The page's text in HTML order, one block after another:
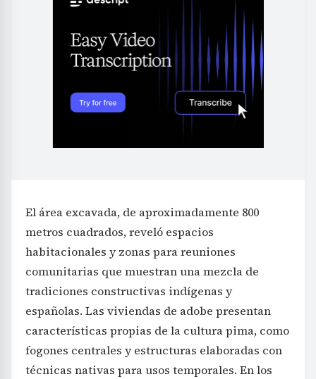
El área excavada, de aproximadamente 800
metros cuadrados, reveló espacios
habitacionales y zonas para reuniones
comunitarias que muestran una mezcla de
tradiciones constructivas indígenas y
españolas. Las viviendas de adobe presentan
características propias de la cultura pima, como
fogones centrales y estructuras elaboradas con
técnicas nativas para usos temporales. En los